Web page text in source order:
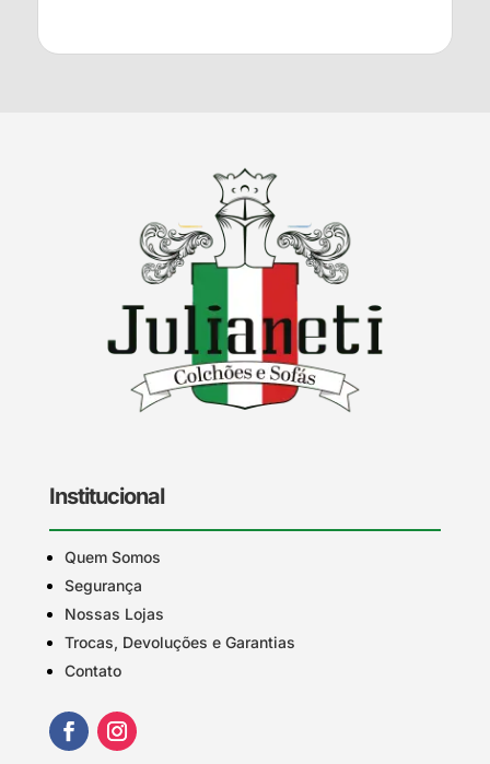
Institucional
Quem Somos
Segurança
Nossas Lojas
Trocas, Devoluções e Garantias
Contato